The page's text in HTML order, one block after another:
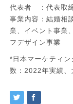
代表者 ：代表取
事業内容：結婚相
業、イベント事業
フデザイン事業
*日本マーケティ
数：2022年実績、